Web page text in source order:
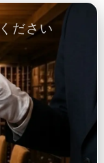
ださい